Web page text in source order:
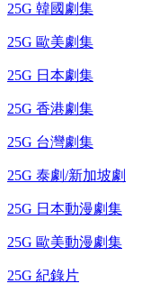
25G 韓國劇集
25G 歐美劇集
25G 日本劇集
25G 香港劇集
25G 台灣劇集
25G 泰劇/新加坡劇
25G 日本動漫劇集
25G 歐美動漫劇集
25G 紀錄片